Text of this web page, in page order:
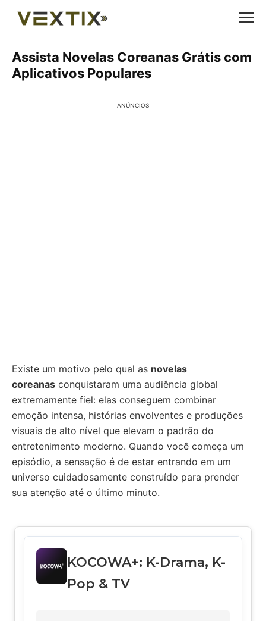
Assista Novelas Coreanas Grátis com
Aplicativos Populares
ANÚNCIOS
Existe um motivo pelo qual as novelas
coreanas conquistaram uma audiência global
extremamente fiel: elas conseguem combinar
emoção intensa, histórias envolventes e produções
visuais de alto nível que elevam o padrão do
entretenimento moderno. Quando você começa um
episódio, a sensação é de estar entrando em um
universo cuidadosamente construído para prender
sua atenção até o último minuto.
KOCOWA+: K-Drama, K-
Pop & TV